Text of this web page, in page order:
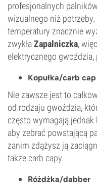
profesjonalnych
wizualnego niż
temperatury znacznie
zwykłaZapalniczka,
elektrycznego
Kopułka/carb cap
Nie zawsze jest to
od rodzaju gwoździa,
często wymagają jednak
aby zebrać powstającą
zanim zdążysz ją
takżecarb capy.
Różdżka/dabber